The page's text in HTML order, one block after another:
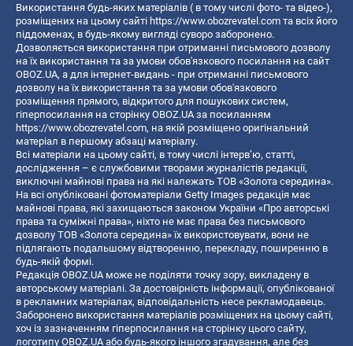
Використання будь-яких матеріалів ( в тому числі фото- та відео-),
розміщених на цьому сайті https://www.obozrevatel.com та всіх його
піддоменах, в будь-якому вигляді суворо заборонено.
Дозволяється використання при отриманні письмового дозволу
на їх використання та за умови обов'язкового посилання на сайт
OBOZ.UA, а для інтернет-видань - при отриманні письмового
дозволу на їх використання та за умови обов'язкового
розміщення прямого, відкритого для пошукових систем,
гіперпосилання на сторінку OBOZ.UA за посиланням
https://www.obozrevatel.com, на якій розміщено оригінальний
матеріал в першому абзаці матеріалу.
Всі матеріали на цьому сайті, в тому числі інтерв’ю, статті,
дослідження – є службовими творами журналістів редакції,
виключні майнові права на які належать ТОВ «Золота середина».
На всі опубліковані фотоматеріали Getty Images редакція має
майнові права, які захищаються законом України «Про авторські
права та суміжні права», ніхто не має права без письмового
дозволу ТОВ «Золота середина» їх використовувати, вони не
підлягають подальшому відтворенню, перекладу, поширенню в
будь-якій формі.
Редакція OBOZ.UA може не поділяти точку зору, викладену в
авторському матеріалі. За достовірність інформації, опублікованої
в рекламних матеріалах, відповідальність несе рекламодавець.
Заборонено використання матеріалів розміщених на цьому сайті,
хоч із зазначенням гіперпосилання на сторінку цього сайту,
логотипу OBOZ.UA або будь-якого іншого згадування, але без